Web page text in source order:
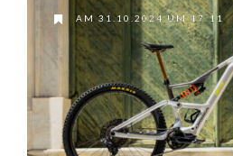
AM 31.10.2024 UM 17:11